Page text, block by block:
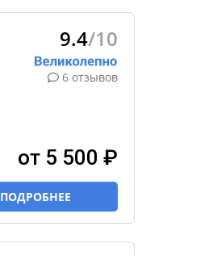
9.4/10
6 отзывов
от 5 500 ₽
ПОДРОБНЕЕ